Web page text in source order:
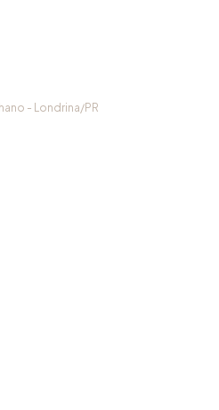
- Londrina/PR